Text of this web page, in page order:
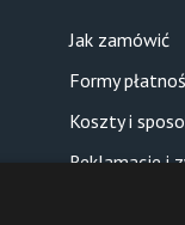
Jak zamówić
Formy
Koszty i
Reklamacje i
Pytania i